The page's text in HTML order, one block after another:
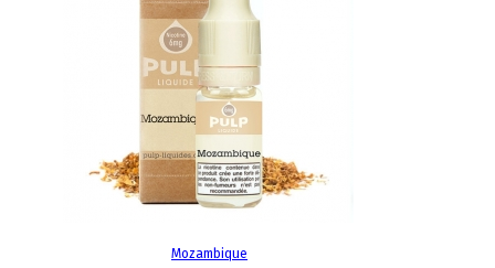
Mozambique